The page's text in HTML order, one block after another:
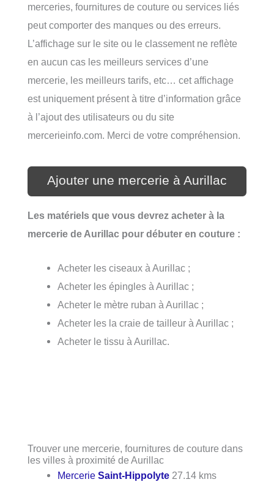
merceries, fournitures de couture ou services liés
peut comporter des manques ou des erreurs.
L’affichage sur le site ou le classement ne reflète
en aucun cas les meilleurs services d’une
mercerie, les meilleurs tarifs, etc… cet affichage
est uniquement présent à titre d’information grâce
à l’ajout des utilisateurs ou du site
mercerieinfo.com. Merci de votre compréhension.
Ajouter une mercerie à Aurillac
Les matériels que vous devrez acheter à la
mercerie de Aurillac pour débuter en couture :
Acheter les ciseaux à Aurillac ;
Acheter les épingles à Aurillac ;
Acheter le mètre ruban à Aurillac ;
Acheter les la craie de tailleur à Aurillac ;
Acheter le tissu à Aurillac.
Trouver une mercerie, fournitures de couture dans
les villes à proximité de Aurillac
MercerieSaint-Hippolyte 27.14 kms